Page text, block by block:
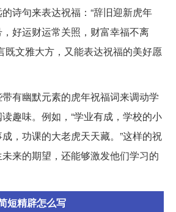
诗句来表达祝福：“辞旧迎新虎年
好运财运常关照，财富幸福不离
既文雅大方，又能表达祝福的美好愿
有幽默元素的虎年祝福词来调动学
趣味。例如，“学业有成，学校的小
，功课的大老虎天天藏。”这样的祝
来的期望，还能够激发他们学习的
短精辟怎么写